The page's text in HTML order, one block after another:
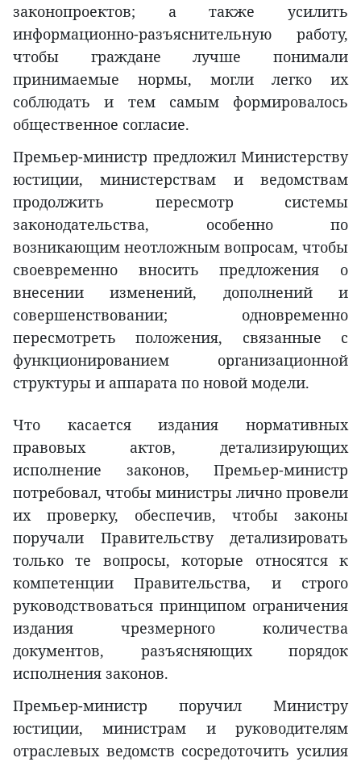
законопроектов; а также усилить
информационно-разъяснительную работу,
чтобы граждане лучше понимали
принимаемые нормы, могли легко их
соблюдать и тем самым формировалось
общественное согласие.
Премьер-министр предложил Министерству
юстиции, министерствам и ведомствам
продолжить пересмотр системы
законодательства, особенно по
возникающим неотложным вопросам, чтобы
своевременно вносить предложения о
внесении изменений, дополнений и
совершенствовании; одновременно
пересмотреть положения, связанные с
функционированием организационной
структуры и аппарата по новой модели.
Что касается издания нормативных
правовых актов, детализирующих
исполнение законов, Премьер-министр
потребовал, чтобы министры лично провели
их проверку, обеспечив, чтобы законы
поручали Правительству детализировать
только те вопросы, которые относятся к
компетенции Правительства, и строго
руководствоваться принципом ограничения
издания чрезмерного количества
документов, разъясняющих порядок
исполнения законов.
Премьер-министр поручил Министру
юстиции, министрам и руководителям
отраслевых ведомств сосредоточить усилия